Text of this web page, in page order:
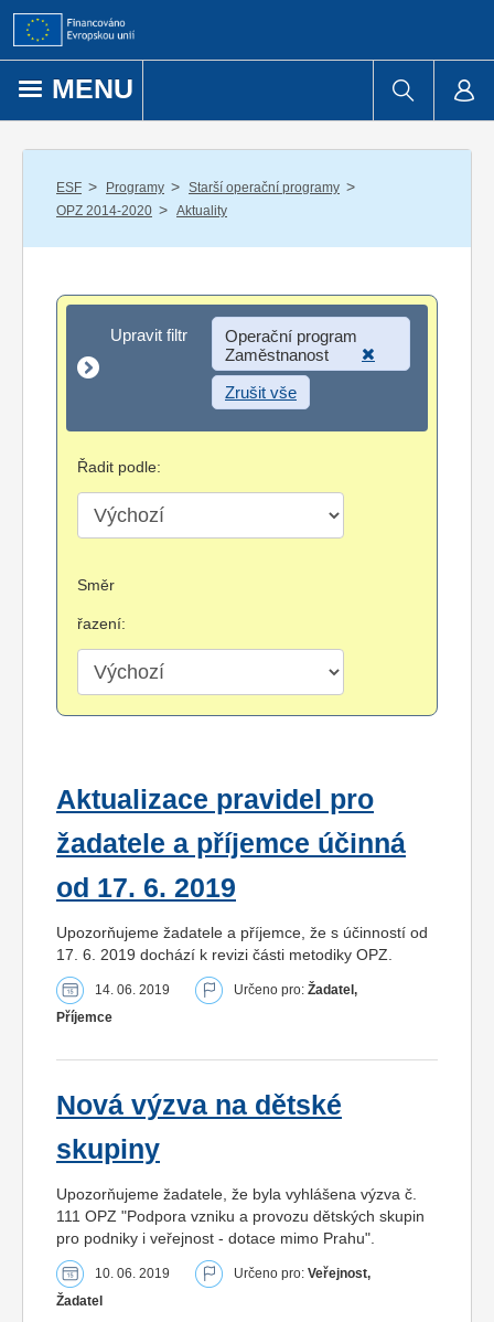
Přejít k obsahu
MENU
ESF / Programy / Starší operační programy /
OPZ 2014-2020 / Aktuality
Upravit filtr
Upravit filtr
Operační program
Zaměstnanost
Zrušit vše
Řadit podle:
Směr
řazení:
Aktualizace pravidel pro
žadatele a příjemce účinná
od 17. 6. 2019
Upozorňujeme žadatele a příjemce, že s účinností od
17. 6. 2019 dochází k revizi části metodiky OPZ.
14. 06. 2019 Určeno pro: Žadatel,
Příjemce
Nová výzva na dětské
skupiny
Upozorňujeme žadatele, že byla vyhlášena výzva č.
111 OPZ "Podpora vzniku a provozu dětských skupin
pro podniky i veřejnost - dotace mimo Prahu".
10. 06. 2019 Určeno pro: Veřejnost,
Žadatel